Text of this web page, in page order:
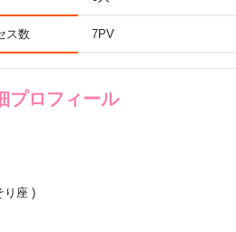
ス数 7PV
プロフィール
り座 )